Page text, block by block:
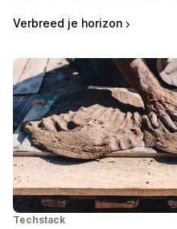
Verbreed je horizon
Techstack